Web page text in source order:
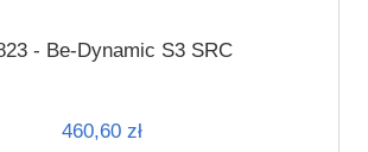
- Be-Dynamic S3 SRC
460,60 zł